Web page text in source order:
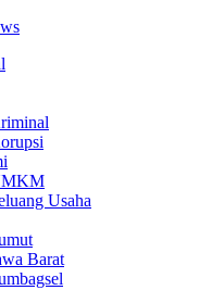
Usaha
Barat